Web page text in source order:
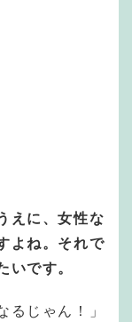
えに、女性な
よね。それで
いです。
るじゃん！」